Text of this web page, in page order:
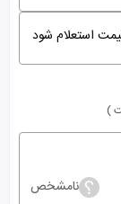
استعلام شود
)
نامشخص